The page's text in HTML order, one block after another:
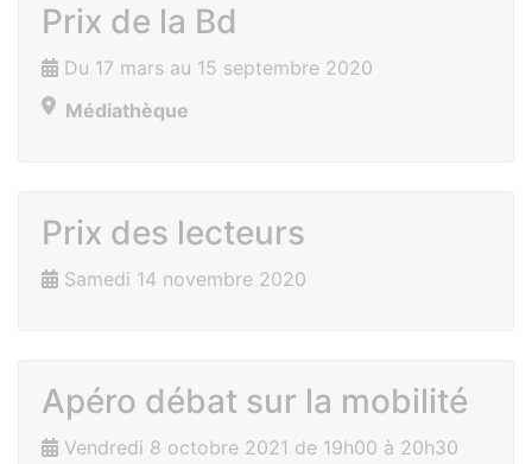
Prix de la Bd
Du 17 mars au 15 septembre 2020
Médiathèque
Prix des lecteurs
Samedi 14 novembre 2020
Apéro débat sur la mobilité
Vendredi 8 octobre 2021 de 19h00 à 20h30